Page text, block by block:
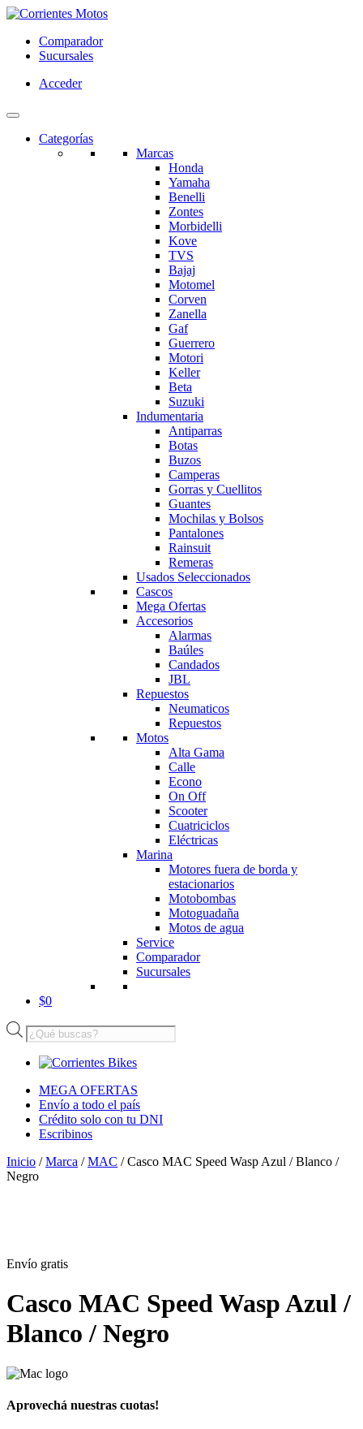
Comparador
Sucursales
Acceder
Categorías
Marcas
Honda
Yamaha
Benelli
Zontes
Morbidelli
Kove
TVS
Bajaj
Motomel
Corven
Zanella
Gaf
Guerrero
Motori
Keller
Beta
Suzuki
Indumentaria
Antiparras
Botas
Buzos
Camperas
Gorras y Cuellitos
Guantes
Mochilas y Bolsos
Pantalones
Rainsuit
Remeras
Usados Seleccionados
Cascos
Mega Ofertas
Accesorios
Alarmas
Baúles
Candados
JBL
Repuestos
Neumaticos
Repuestos
Motos
Alta Gama
Calle
Econo
On Off
Scooter
Cuatriciclos
Eléctricas
Marina
Motores fuera de borda y
estacionarios
Motobombas
Motoguadaña
Motos de agua
Service
Comparador
Sucursales
$0
Búsqueda
de
productos
MEGA OFERTAS
Envío a todo el país
Crédito solo con tu DNI
Escribinos
Inicio /Marca /MAC / Casco MAC Speed Wasp Azul / Blanco /
Negro
Envío gratis
Casco MAC Speed Wasp Azul /
Blanco / Negro
Aprovechá nuestras cuotas!